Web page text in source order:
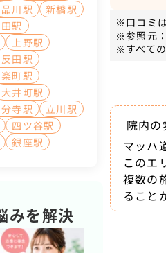
※口コミ
※参照元
※すべて
院内
マッハ
このエ
複数の
ること
品川駅
新橋駅
駅
上野駅
田駅
町駅
大井町駅
寺駅
立川駅
四ツ谷駅
銀座駅
みを解決